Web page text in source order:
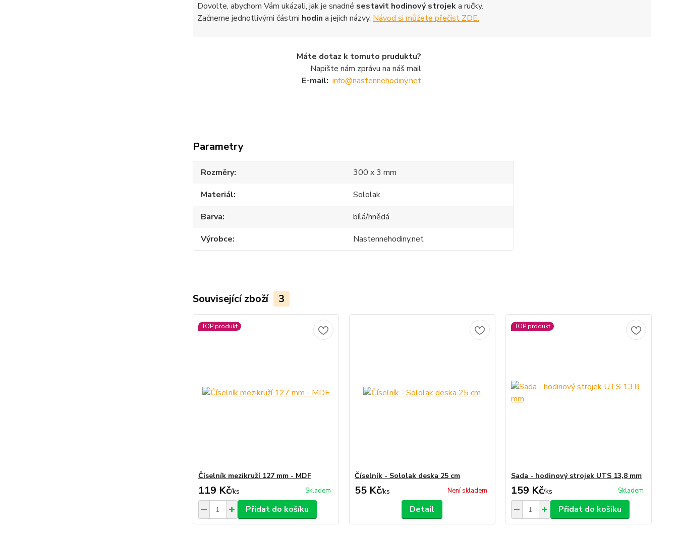
Dovolte, abychom Vám ukázali, jak je snadné sestavit hodinový strojeka ručky.
Začneme jednotlivými částmi hodin a jejich názvy. Návod si můžete přečíst ZDE.
Máte dotaz k tomuto pruduktu?
Napište nám zprávu na náš mail
E-mail: info@nastennehodiny.net
Parametry
Rozměry
300 x 3 mm
Materiál
Sololak
Barva
bílá/hnědá
Výrobce
Nastennehodiny.net
Související zboží 3
TOP produkt
Číselník mezikruží 127 mm - MDF
119 Kč/ks Skladem
Přidat do košíku
Číselník - Sololak deska 25 cm
55 Kč/ks Není skladem
Detail
TOP produkt
Sada - hodinový strojek UTS 13,8 mm
159 Kč/ks Skladem
Přidat do košíku